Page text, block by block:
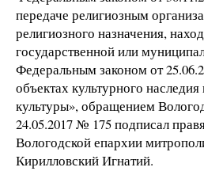
передаче религиозным
религиозного назначения,
государственной или
Федеральным законом от
объектах культурного
культуры», обращением
24.05.2017 № 175 подписал
Вологодской епархии
Кирилловский Игнатий.